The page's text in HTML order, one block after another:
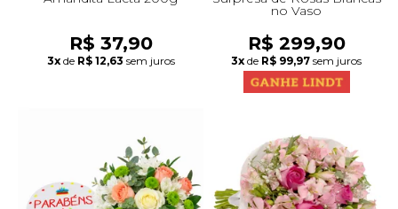
R$ 37,90
3x de R$ 12,63 sem juros
no Vaso
R$ 299,90
3x de R$ 99,97 sem juros